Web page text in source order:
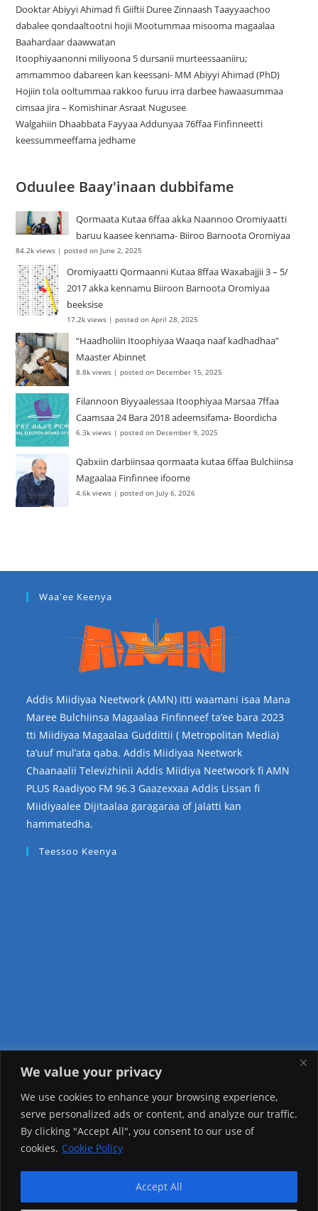
We value your privacy
We use cookies to enhance your browsing experience,
serve personalized ads or content, and analyze our traffic.
By clicking "Accept All", you consent to our use of
cookies. Cookie Policy
Accept All
Dooktar Abiyyi Ahimad fi Giiftii Duree Zinnaash Taayyaachoo
dabalee qondaaltootni hojii Mootummaa misooma magaalaa
Baahardaar daawwatan
Itoophiyaanonni miliyoona 5 dursanii murteessaaniiru;
ammammoo dabareen kan keessani- MM Abiyyi Ahimad (PhD)
Hojiin tola ooltummaa rakkoo furuu irra darbee hawaasummaa
cimsaa jira – Komishinar Asraat Nugusee
Walgahiin Dhaabbata Fayyaa Addunyaa 76ffaa Finfinneetti
keessummeeffama jedhame
Oduulee Baay'inaan dubbifame
Qormaata Kutaa 6ffaa akka Naannoo Oromiyaatti
baruu kaasee kennama- Biiroo Barnoota Oromiyaa
84.2k views |posted on June 2, 2025
Oromiyaatti Qormaanni Kutaa 8ffaa Waxabajjii 3 – 5/
2017 akka kennamu Biiroon Barnoota Oromiyaa
beeksise
17.2k views |posted on April 28, 2025
“Haadholiin Itoophiyaa Waaqa naaf kadhadhaa”
Maaster Abinnet
8.8k views |posted on December 15, 2025
Filannoon Biyyaalessaa Itoophiyaa Marsaa 7ffaa
Caamsaa 24 Bara 2018 adeemsifama- Boordicha
6.3k views |posted on December 9, 2025
Qabxiin darbiinsaa qormaata kutaa 6ffaa Bulchiinsa
Magaalaa Finfinnee ifoome
4.6k views |posted on July 6, 2026
Waa'ee Keenya
Addis Miidiyaa Neetwork (AMN) itti waamani isaa Mana
Maree Bulchiinsa Magaalaa Finfinneef ta’ee bara 2023
tti Miidiyaa Magaalaa Guddittii ( Metropolitan Media)
ta’uuf mul’ata qaba. Addis Miidiyaa Neetwork
Chaanaalii Televizhinii Addis Miidiya Neetwoork fi AMN
PLUS Raadiyoo FM 96.3 Gaazexxaa Addis Lissan fi
Miidiyaalee Dijitaalaa garagaraa of jalatti kan
hammatedha.
Teessoo Keenya
Visitor Counter
Today: 2159
Yesterday: 2148